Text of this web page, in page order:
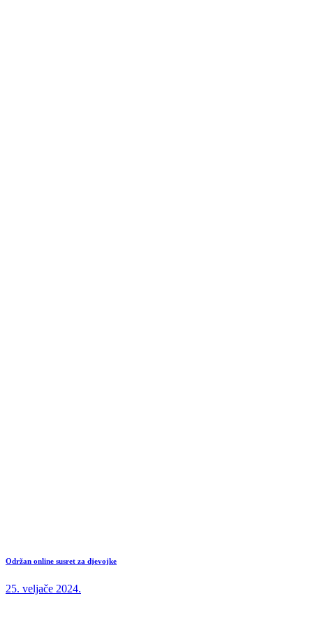
Održan online susret za djevojke
25. veljače 2024.